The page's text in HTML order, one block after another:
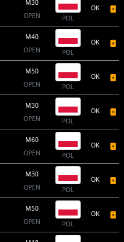
M30
OPEN
POL
OK
M40
OPEN
POL
OK
M50
OPEN
POL
OK
M30
OPEN
POL
OK
M60
OPEN
POL
OK
M30
OPEN
POL
OK
M50
OPEN
POL
OK